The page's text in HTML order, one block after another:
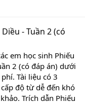
- Tuần 2 (có
em học sinh Phiếu
2 (có đáp án) dưới
Tài liệu có 3
độ từ dễ đến khó
Trích dẫn Phiếu